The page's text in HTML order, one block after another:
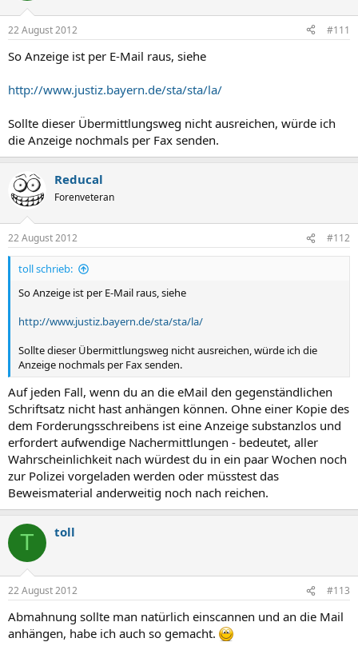
22 August 2012 #111
So Anzeige ist per E-Mail raus, siehe
http://www.justiz.bayern.de/sta/sta/la/
Sollte dieser Übermittlungsweg nicht ausreichen, würde ich
die Anzeige nochmals per Fax senden.
Reducal
Forenveteran
22 August 2012 #112
toll schrieb:
So Anzeige ist per E-Mail raus, siehe
http://www.justiz.bayern.de/sta/sta/la/
Sollte dieser Übermittlungsweg nicht ausreichen, würde ich die
Anzeige nochmals per Fax senden.
Auf jeden Fall, wenn du an die eMail den gegenständlichen
Schriftsatz nicht hast anhängen können. Ohne einer Kopie des
dem Forderungsschreibens ist eine Anzeige substanzlos und
erfordert aufwendige Nachermittlungen - bedeutet, aller
Wahrscheinlichkeit nach würdest du in ein paar Wochen noch
zur Polizei vorgeladen werden oder müsstest das
Beweismaterial anderweitig noch nach reichen.
T toll
22 August 2012 #113
Abmahnung sollte man natürlich einscannen und an die Mail
anhängen, habe ich auch so gemacht.